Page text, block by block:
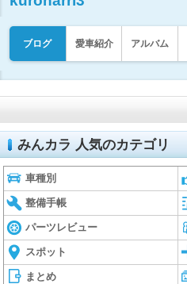
ブログ 愛車紹介 アルバム
みんカラ 人気のカテゴリ
車種別
整備手帳
パーツレビュー
スポット
まとめ